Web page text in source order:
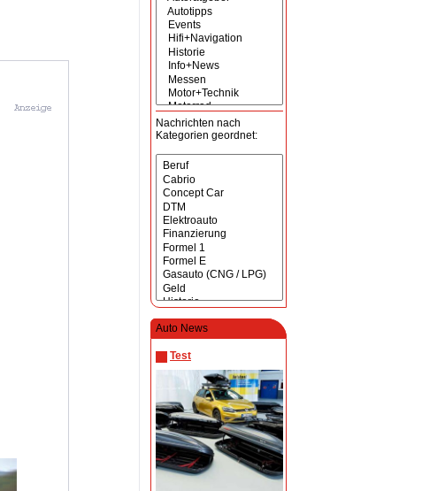
Nachrichten nach
Kategorien geordnet:
Auto News
Test